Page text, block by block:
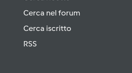
Cerca nel forum
Cerca iscritto
RSS